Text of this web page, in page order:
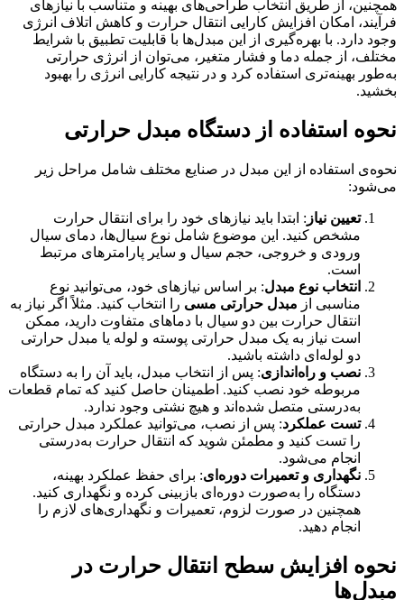
همچنین، از طریق انتخاب طراحی‌های بهینه و متناسب با نیازهای
فرآیند، امکان افزایش کارایی انتقال حرارت و کاهش اتلاف انرژی
وجود دارد. با بهره‌گیری از این مبدل‌ها با قابلیت تطبیق با شرایط
مختلف، از جمله دما و فشار متغیر، می‌توان از انرژی حرارتی
به‌طور بهینه‌تری استفاده کرد و در نتیجه کارایی انرژی را بهبود
بخشید.
نحوه استفاده از دستگاه مبدل حرارتی
نحوه‌ی استفاده از این مبدل در صنایع مختلف شامل مراحل زیر
می‌شود:
تعیین نیاز : ابتدا باید نیازهای خود را برای انتقال حرارت
مشخص کنید. این موضوع شامل نوع سیال‌ها، دمای سیال
ورودی و خروجی، حجم سیال و سایر پارامترهای مرتبط
است.
انتخاب نوع مبدل: بر اساس نیازهای خود، می‌توانید نوع
مناسبی از مبدل حرارتی مسی را انتخاب کنید. مثلاً اگر نیاز به
انتقال حرارت بین دو سیال با دماهای متفاوت دارید، ممکن
است نیاز به یک مبدل حرارتی پوسته و لوله یا مبدل حرارتی
دو لوله‌ای داشته باشید.
نصب و راه‌اندازی: پس از انتخاب مبدل، باید آن را به دستگاه
مربوطه خود نصب کنید. اطمینان حاصل کنید که تمام قطعات
به‌درستی متصل شده‌اند و هیچ نشتی وجود ندارد.
تست عملکرد: پس از نصب، می‌توانید عملکرد مبدل حرارتی
را تست کنید و مطمئن شوید که انتقال حرارت به‌درستی
انجام می‌شود.
نگهداری و تعمیرات دوره‌ای: برای حفظ عملکرد بهینه،
دستگاه را به‌صورت دوره‌ای بازبینی کرده و نگهداری کنید.
همچنین در صورت لزوم، تعمیرات و نگهداری‌های لازم را
انجام دهید.
نحوه افزایش سطح انتقال حرارت در
مبدل‌ها